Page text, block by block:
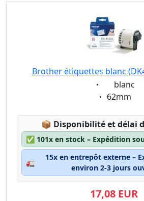
Brother étiquettes blanc
Eigenschaft:
blanc
Eigenschaft:
62mm
📦 Lagerstatus:
Disponibilité et délai
✅ 101x en stock – Expédition
🚛
15x en entrepôt externe –
environ 2-3 jours
17,08 EUR